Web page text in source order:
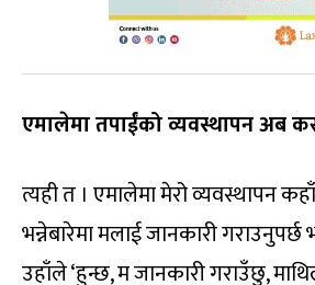
एमालेमा तपाईंको व्यवस्थापन अब
त्यही त । एमालेमा मेरो व्यवस्थापन
भन्नेबारेमा मलाई जानकारी
उहाँले ‘हुन्छ, म जानकारी गराउँछु,